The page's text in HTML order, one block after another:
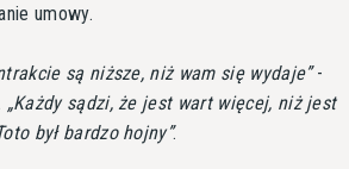
umowy.
są niższe, niż wam się wydaje -
Każdy sądzi, że jest wart więcej, niż jest
był bardzo hojny .